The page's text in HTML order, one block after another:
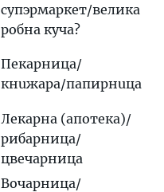
супэрмаркeт/вeлика
рoбна кyча?
Пeкарница/
кнuжара/папирнuца
Лекaрна (апотeка)/
рибaрница/
цвечaрница
Вочaрница/